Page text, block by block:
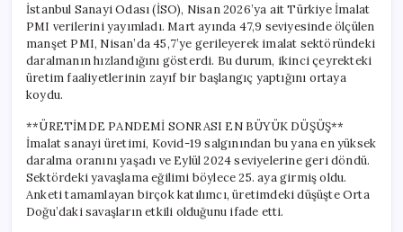
2026
Raporu:
10
Sektörden
9’unda
Daralma
için
İstanbul Sanayi Odası (İSO), Nisan 2026’ya ait Türkiye İmalat
PMI verilerini yayımladı. Mart ayında 47,9 seviyesinde ölçülen
manşet PMI, Nisan’da 45,7’ye gerileyerek imalat sektöründeki
daralmanın hızlandığını gösterdi. Bu durum, ikinci çeyrekteki
üretim faaliyetlerinin zayıf bir başlangıç yaptığını ortaya
koydu.
**ÜRETİMDE PANDEMİ SONRASI EN BÜYÜK DÜŞÜŞ**
İmalat sanayi üretimi, Kovid-19 salgınından bu yana en yüksek
daralma oranını yaşadı ve Eylül 2024 seviyelerine geri döndü.
Sektördeki yavaşlama eğilimi böylece 25. aya girmiş oldu.
Anketi tamamlayan birçok katılımcı, üretimdeki düşüşte Orta
Doğu’daki savaşların etkili olduğunu ifade etti.